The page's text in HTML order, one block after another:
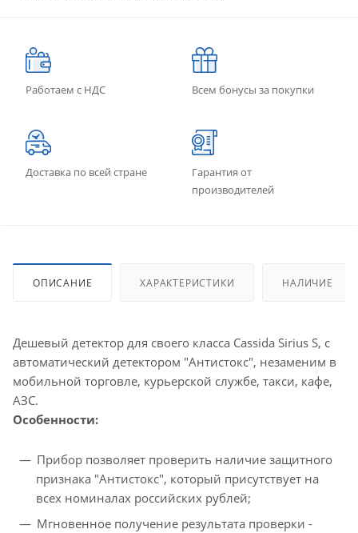
Работаем с НДС Всем бонусы за покупки
Доставка по всей стране
Гарантия от
производителей
ОПИСАНИЕ ХАРАКТЕРИСТИКИ НАЛИЧИЕ
Дешевый детектор для своего класса Cassida Sirius S, с
автоматический детектором "Антистокс", незаменим в
мобильной торговле, курьерской службе, такси, кафе,
АЗС.
Особенности:
Прибор позволяет проверить наличие защитного
признака "Антистокс", который присутствует на
всех номиналах российских рублей;
Мгновенное получение результата проверки -